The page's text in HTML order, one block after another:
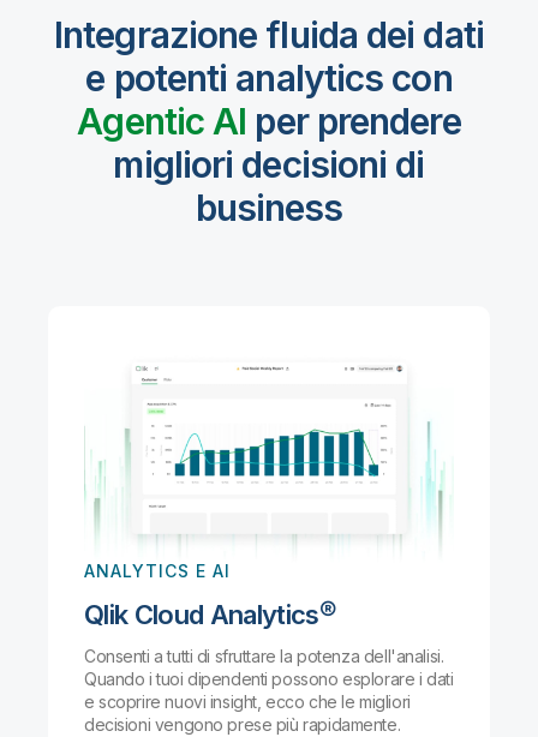
Integrazione fluida dei dati
e potenti analytics con
Agentic Al per prendere
migliori decisioni di
business
ANALYTICS E AI
Qlik Cloud Analytics®
Consenti a tutti di sfruttare la potenza dell'analisi.
Quando i tuoi dipendenti possono esplorare i dati
e scoprire nuovi insight, ecco che le migliori
decisioni vengono prese più rapidamente.